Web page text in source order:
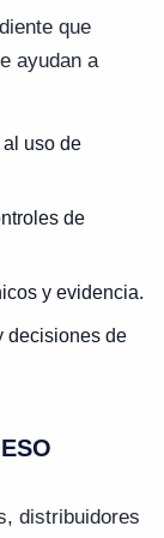
que
ayudan a
uso de
de
y evidencia.
decisiones de
distribuidores